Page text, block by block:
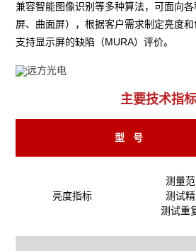
兼容智能图像识别等多种算法，可面向
屏、曲面屏），根据客户需求制定亮度
支持显示屏的缺陷（MURA）评价。
主要技术指标
型 号
亮度指标
测量
测试
测试重